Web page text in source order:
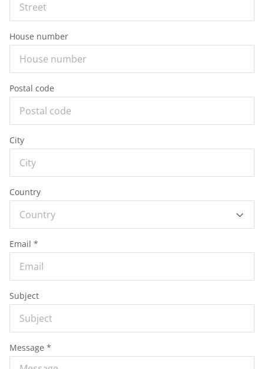
House number
Postal code
City
Country
Country
Email *
Subject
Message *